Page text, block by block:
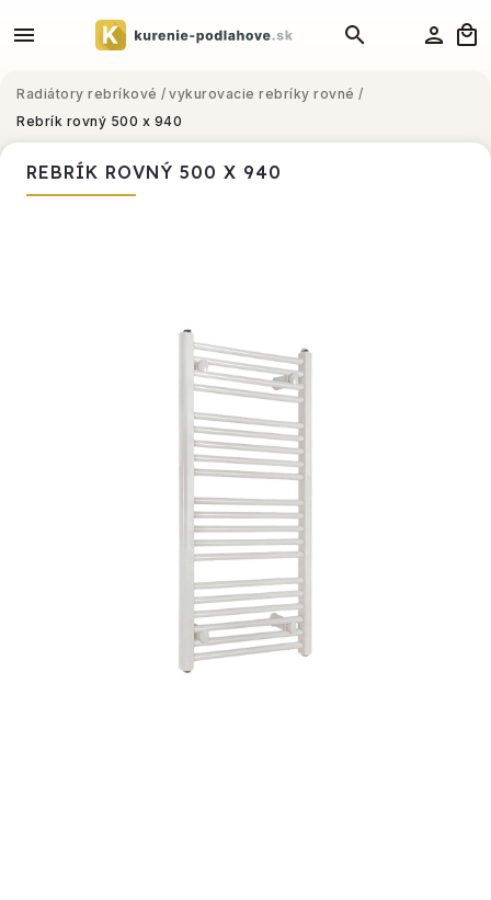
Radiátory rebríkové / vykurovacie rebríky rovné /
Rebrík rovný 500 x 940
REBRÍK ROVNÝ 500 X 940